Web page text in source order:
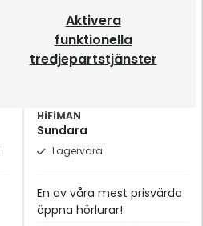
Aktivera
funktionella
tredjepartstjänster
HiFiMAN
Sundara
Lagervara
En av våra mest prisvärda
öppna hörlurar!